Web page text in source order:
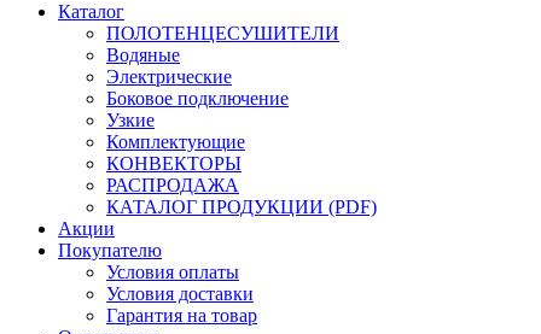
Каталог
ПОЛОТЕНЦЕСУШИТЕЛИ
Водяные
Электрические
Боковое подключение
Узкие
Комплектующие
КОНВЕКТОРЫ
РАСПРОДАЖА
КАТАЛОГ ПРОДУКЦИИ (PDF)
Акции
Покупателю
Условия оплаты
Условия доставки
Гарантия на товар